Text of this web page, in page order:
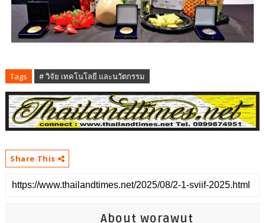
Tags # วิจัย เทคโนโลยี และนวัตกรรม
Share This
About worawut